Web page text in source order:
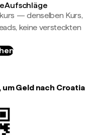
Aufschläge
— denselben Kurs,
keine versteckten
Geld nach Croatia